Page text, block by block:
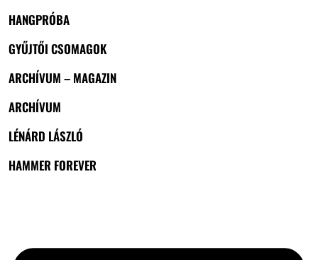
HANGPRÓBA
GYŰJTŐI CSOMAGOK
ARCHÍVUM – MAGAZIN
ARCHÍVUM
LÉNÁRD LÁSZLÓ
HAMMER FOREVER